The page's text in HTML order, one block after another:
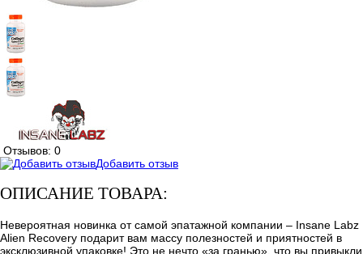
Отзывов: 0
Добавить отзыв
ОПИСАНИЕ ТОВАРА:
Невероятная новинка от самой эпатажной компании – Insane Labz
Alien Recovery подарит вам массу полезностей и приятностей в
эксклюзивной упаковке! Это не нечто «за гранью», что вы привыкли